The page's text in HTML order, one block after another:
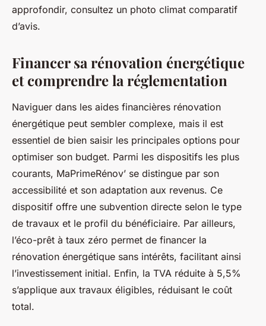
approfondir, consultez un photo climat comparatif
d’avis.
Financer sa rénovation énergétique
et comprendre la réglementation
Naviguer dans les aides financières rénovation
énergétique peut sembler complexe, mais il est
essentiel de bien saisir les principales options pour
optimiser son budget. Parmi les dispositifs les plus
courants, MaPrimeRénov’ se distingue par son
accessibilité et son adaptation aux revenus. Ce
dispositif offre une subvention directe selon le type
de travaux et le profil du bénéficiaire. Par ailleurs,
l’éco-prêt à taux zéro permet de financer la
rénovation énergétique sans intérêts, facilitant ainsi
l’investissement initial. Enfin, la TVA réduite à 5,5%
s’applique aux travaux éligibles, réduisant le coût
total.